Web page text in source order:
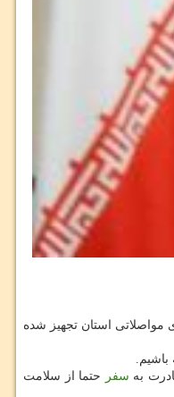
ثابت و سیار در محورهای مواصلاتی استان تجهیز شده
باشیم.
به سفر
حتما از سلامت